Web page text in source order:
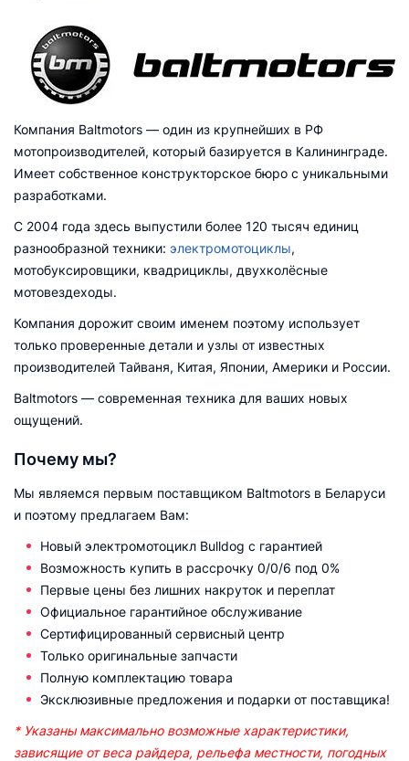
Компания Baltmotors — один из крупнейших в РФ
мотопроизводителей, который базируется в Калининграде.
Имеет собственное конструкторское бюро с уникальными
разработками.
С 2004 года здесь выпустили более 120 тысяч единиц
разнообразной техники: электромотоциклы,
мотобуксировщики, квадрициклы, двухколёсные
мотовездеходы.
Компания дорожит своим именем поэтому использует
только проверенные детали и узлы от известных
производителей Тайваня, Китая, Японии, Америки и России.
Baltmotors — современная техника для ваших новых
ощущений.
Почему мы?
Мы являемся первым поставщиком Baltmotors в Беларуси
и поэтому предлагаем Вам:
Новый электромотоцикл Bulldog с гарантией
Возможность купить в рассрочку 0/0/6 под 0%
Первые цены без лишних накруток и переплат
Официальное гарантийное обслуживание
Сертифицированный сервисный центр
Только оригинальные запчасти
Полную комплектацию товара
Эксклюзивные предложения и подарки от поставщика!
* Указаны максимально возможные характеристики,
зависящие от веса райдера, рельефа местности, погодных